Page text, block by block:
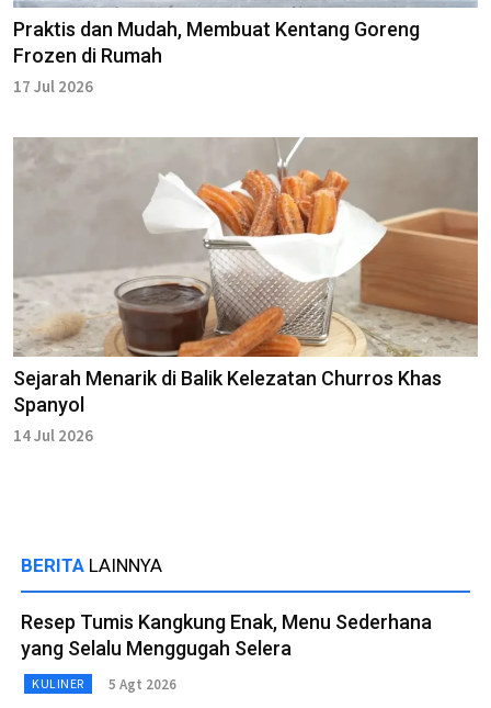
Praktis dan Mudah, Membuat Kentang Goreng
Frozen di Rumah
17 Jul 2026
Sejarah Menarik di Balik Kelezatan Churros Khas
Spanyol
14 Jul 2026
BERITA LAINNYA
Resep Tumis Kangkung Enak, Menu Sederhana
yang Selalu Menggugah Selera
KULINER 5 Agt 2026